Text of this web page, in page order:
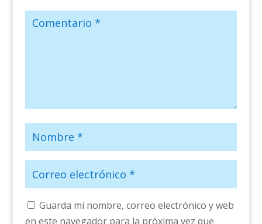
Guarda mi nombre, correo electrónico y web
en este navegador para la próxima vez que